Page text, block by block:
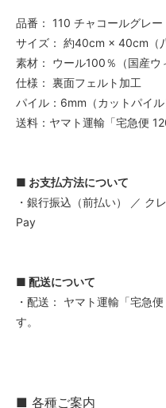
品番： 110 チャコールグレー
サイズ： 約40cm × 40cm（
素材： ウール100％（国産ウ
仕様： 裏面フェルト加工
パイル：6mm（カットパイル
送料：ヤマト運輸「宅急便
■ お支払方法について
・銀行振込（前払い） ／ ク
Pay
■ 配送について
・配送： ヤマト運輸「宅急
す。
■ 各種ご案内